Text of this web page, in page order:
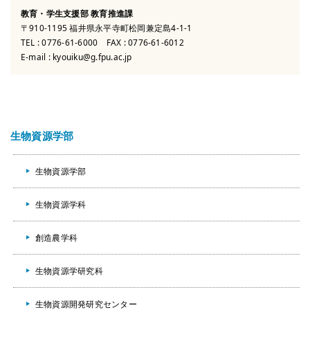
教育・学生支援部 教育推進課
〒910-1195 福井県永平寺町松岡兼定島4-1-1
TEL :0776-61-6000 FAX : 0776-61-6012
E-mail : kyouiku@g.fpu.ac.jp
生物資源学部
生物資源学部
生物資源学科
創造農学科
生物資源学研究科
生物資源開発研究センター